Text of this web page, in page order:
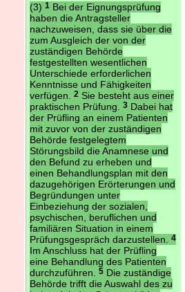
(3) 1Bei der Eignungsprüfung
haben die Antragsteller
nachzuweisen, dass sie über die
zum Ausgleich der von der
zuständigen Behörde
festgestellten wesentlichen
Unterschiede erforderlichen
Kenntnisse und Fähigkeiten
verfügen.
2Sie besteht aus einer
praktischen Prüfung.
3Dabei hat
der Prüfling an einem Patienten
mit zuvor von der zuständigen
Behörde festgelegtem
Störungsbild die Anamnese und
den Befund zu erheben und
einen Behandlungsplan mit den
dazugehörigen Erörterungen und
Begründungen unter
Einbeziehung der sozialen,
psychischen, beruflichen und
familiären Situation in einem
Prüfungsgespräch darzustellen.
4
Im Anschluss hat der Prüfling
eine Behandlung des Patienten
durchzuführen.
5Die zuständige
Behörde trifft die Auswahl des zu